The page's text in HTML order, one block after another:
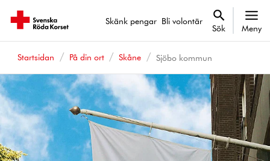
Skänk pengar Bli volontär
Sök Meny
Startsidan På din ort Skåne Sjöbo kommun